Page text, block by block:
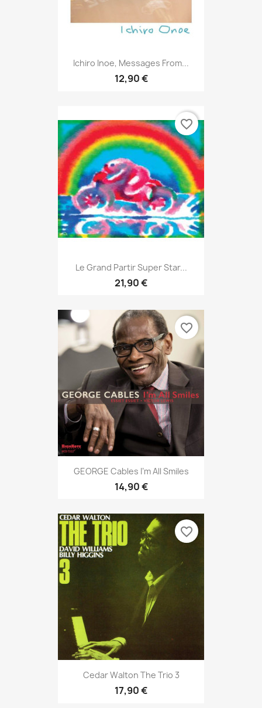
Ichiro Inoe, Messages From...
12,90 €
Le Grand Partir Super Star...
21,90 €
favorite_border
GEORGE Cables I'm All Smiles
14,90 €
favorite_border
Cedar Walton The Trio 3
17,90 €
favorite_border